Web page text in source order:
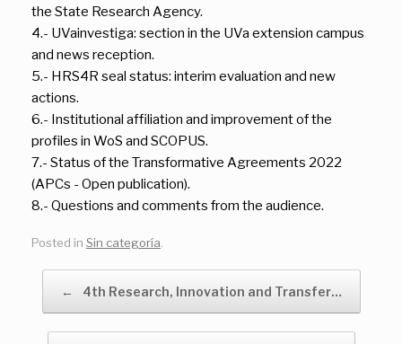
the State Research Agency.
4.- UVainvestiga: section in the UVa extension campus
and news reception.
5.- HRS4R seal status: interim evaluation and new
actions.
6.- Institutional affiliation and improvement of the
profiles in WoS and SCOPUS.
7.- Status of the Transformative Agreements 2022
(APCs - Open publication).
8.- Questions and comments from the audience.
Posted in Sin categoría
← 4th Research, Innovation and Transfer…